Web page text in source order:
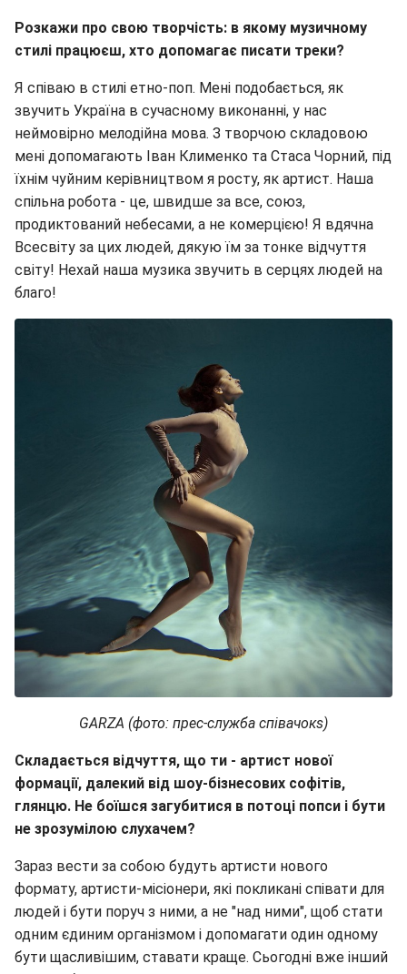
Розкажи про свою творчість: в якому музичному
стилі працюєш, хто допомагає писати треки?
Я співаю в стилі етно-поп. Мені подобається, як
звучить Україна в сучасному виконанні, у нас
неймовірно мелодійна мова. З творчою складовою
мені допомагають Іван Клименко та Стаса Чорний, під
їхнім чуйним керівництвом я росту, як артист. Наша
спільна робота - це, швидше за все, союз,
продиктований небесами, а не комерцією! Я вдячна
Всесвіту за цих людей, дякую їм за тонке відчуття
світу! Нехай наша музика звучить в серцях людей на
благо!
GARZA (фото: прес-служба співачокs)
Складається відчуття, що ти - артист нової
формації, далекий від шоу-бізнесових софітів,
глянцю. Не боїшся загубитися в потоці попси і бути
не зрозумілою слухачем?
Зараз вести за собою будуть артисти нового
формату, артисти-місіонери, які покликані співати для
людей і бути поруч з ними, а не "над ними", щоб стати
одним єдиним організмом і допомагати один одному
бути щасливішим, ставати краще. Сьогодні вже інший